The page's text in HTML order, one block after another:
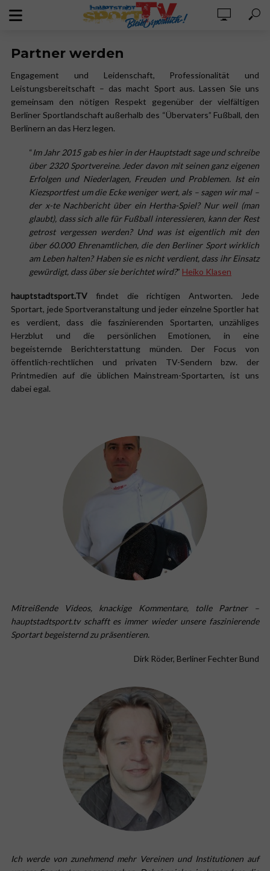
Partner werden
Engagement und Leidenschaft, Professionalität und
Leistungsbereitschaft – das macht Sport aus. Lassen Sie uns
gemeinsam den nötigen Respekt gegenüber der vielfältigen
Berliner Sportlandschaft außerhalb des “Übervaters” Fußball, den
Berlinern an das Herz legen.
“Im Jahr 2015 gab es hier in der Hauptstadt sage und schreibe
über 2320 Sportvereine. Jeder davon mit seinen ganz eigenen
Erfolgen und Niederlagen, Freuden und Problemen. Ist ein
Kiezsportfest um die Ecke weniger wert, als – sagen wir mal –
der x-te Nachbericht über ein Hertha-Spiel? Nur weil (man
glaubt), dass sich alle für Fußball interessieren, kann der Rest
getrost vergessen werden? Und was ist eigentlich mit den
über 60.000 Ehrenamtlichen, die den Berliner Sport wirklich
am Leben halten? Haben sie es nicht verdient, dass ihr Einsatz
gewürdigt, dass über sie berichtet wird?” Heiko Klasen
hauptstadtsport.TV findet die richtigen Antworten. Jede
Sportart, jede Sportveranstaltung und jeder einzelne Sportler hat
es verdient, dass die faszinierenden Sportarten, unzähliges
Herzblut und die persönlichen Emotionen, in eine
begeisternde Berichterstattung münden. Der Focus von
öffentlich-rechtlichen und privaten TV-Sendern bzw. der
Printmedien auf die üblichen Mainstream-Sportarten, ist uns
dabei egal.
Mitreißende Videos, knackige Kommentare, tolle Partner –
hauptstadtsport.tv schafft es immer wieder unsere faszinierende
Sportart begeisternd zu präsentieren.
Dirk Röder, Berliner Fechter Bund
Ich werde von zunehmend mehr Vereinen und Institutionen auf